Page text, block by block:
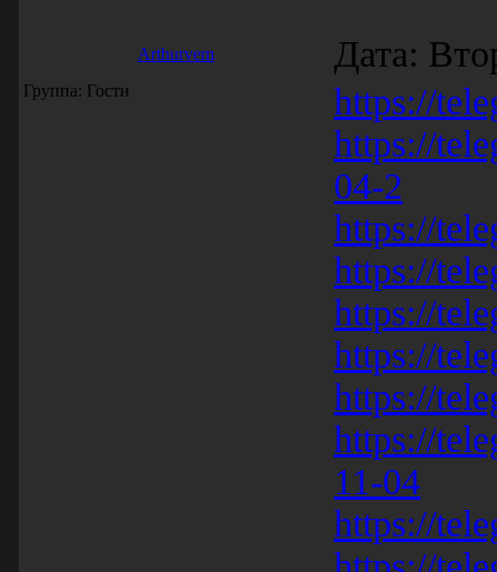
Arthurvem Дата:
Группа: Гости
https://
https://
04-2
https://
https://
https://
https://
https://
https://
11-04
https://